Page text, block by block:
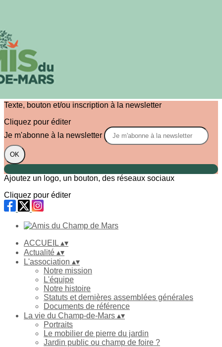
Menu
Images de la page d'accueil
Texte, bouton et/ou inscription à la newsletter
Cliquez pour éditer
Je m'abonne à la newsletter
OK
Ajoutez un logo, un bouton, des réseaux sociaux
Cliquez pour éditer
ACCUEIL ▴▾
Actualité ▴▾
L'association ▴▾
Notre mission
L'équipe
Notre histoire
Statuts et dernières assemblées générales
Documents de référence
La vie du Champ-de-Mars ▴▾
Portraits
Le mobilier de pierre du jardin
Jardin public ou champ de foire ?